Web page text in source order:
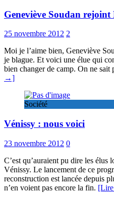
Geneviève Soudan rejoint
25 novembre 2012 2
Moi je l’aime bien, Geneviève
je blague. Et voici une élue qui
bien changer de camp. On ne sait
→]
Société
Vénissy : nous voici
23 novembre 2012 0
C’est qu’auraient pu dire les élus
Vénissy. Le lancement de ce
reconstruction est lancée depuis
n’en voient pas encore la fin.